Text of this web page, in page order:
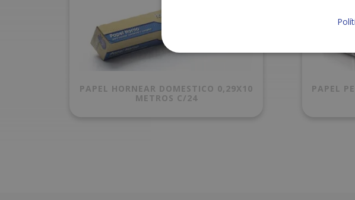
PAPEL HORNEAR DOMESTICO 0,29X10
METROS C/24
PAPEL